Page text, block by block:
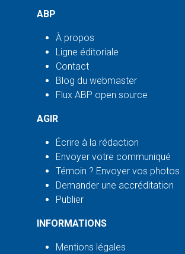
ABP
À propos
Ligne éditoriale
Contact
Blog du webmaster
Flux ABP open source
AGIR
Écrire à la rédaction
Envoyer votre communiqué
Témoin ? Envoyer vos photos
Demander une accréditation
Publier
INFORMATIONS
Mentions légales